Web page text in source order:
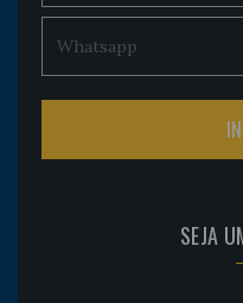
SEJA